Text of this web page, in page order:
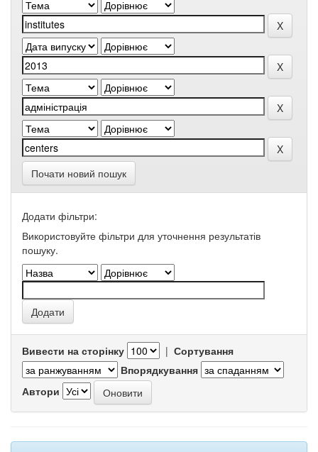
Почати новий пошук
Додати фільтри:
Використовуйте фільтри для уточнення результатів
пошуку.
Вивести на сторінку | Сортування
Впорядкування
Автори